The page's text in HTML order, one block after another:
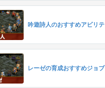
吟遊詩人のおすすめアビリ
レーゼの育成おすすめジョ